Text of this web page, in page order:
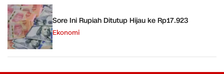
Sore Ini Rupiah Ditutup Hijau ke Rp17.923
Ekonomi